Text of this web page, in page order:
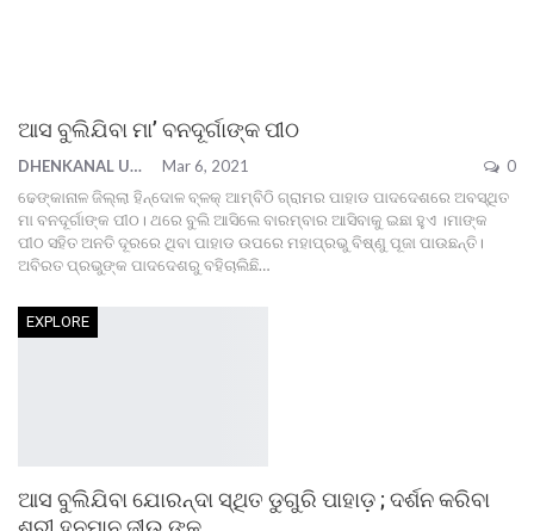
ଆସ ବୁଲିଯିବା ମା’ ବନଦୂର୍ଗାଙ୍କ ପୀଠ
DHENKANAL UPDATE Mar 6, 2021
0
ଢେଙ୍କାନାଳ ଜିଲ୍ଲା ହିନ୍ଦୋଳ ବ୍ଳକ୍ ଆମ୍ବିଠି ଗ୍ରାମର ପାହାଡ ପାଦଦେଶରେ ଅବସ୍ଥିତ
ମା ବନଦୂର୍ଗାଙ୍କ ପୀଠ। ଥରେ ବୁଲି ଆସିଲେ ବାରମ୍ବାର ଆସିବାକୁ ଇଛା ହୁଏ ।ମାଙ୍କ
ପୀଠ ସହିତ ଅନତି ଦୂରରେ ଥିବା ପାହାଡ ଉପରେ ମହାପ୍ରଭୁ ବିଷ୍ଣୁ ପୂଜା ପାଉଛନ୍ତି।
ଅବିରତ ପ୍ରଭୁଙ୍କ ପାଦଦେଶରୁ ବହିଚାଲିଛି…
EXPLORE
ଆସ ବୁଲିଯିବା ଯୋରନ୍ଦା ସ୍ଥିତ ଡୁଗୁରି ପାହାଡ଼ ; ଦର୍ଶନ କରିବା